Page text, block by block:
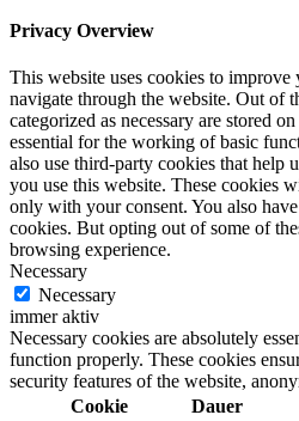
Privacy Overview
This website uses cookies to
navigate through the website. Out of
categorized as necessary are stored
essential for the working of basic
also use third-party cookies that help
you use this website. These cookies
only with your consent. You also
cookies. But opting out of some of
browsing experience.
Necessary
Necessary
immer aktiv
Necessary cookies are absolutely
function properly. These cookies
security features of the website,
Cookie
Dauer